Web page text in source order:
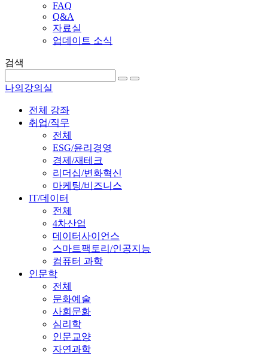
FAQ
Q&A
자료실
업데이트 소식
검색
나의강의실
전체 강좌
취업/직무
전체
ESG/윤리경영
경제/재테크
리더십/변화혁신
마케팅/비즈니스
IT/데이터
전체
4차산업
데이터사이언스
스마트팩토리/인공지능
컴퓨터 과학
인문학
전체
문화예술
사회문화
심리학
인문교양
자연과학